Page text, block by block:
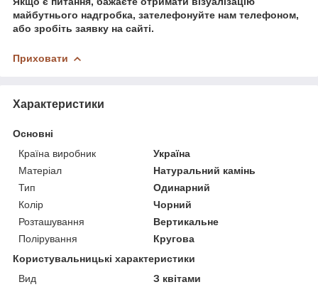
майбутнього надгробка, зателефонуйте нам телефоном,
або зробіть заявку на сайті.
Приховати
Характеристики
Основні
Країна виробник
Україна
Матеріал
Натуральний камінь
Тип
Одинарний
Колір
Чорний
Розташування
Вертикальне
Полірування
Кругова
Користувальницькі характеристики
Вид
З квітами